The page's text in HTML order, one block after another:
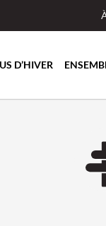
D’HIVER